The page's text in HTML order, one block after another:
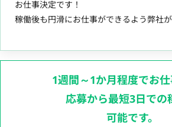
お仕事決定です！
稼働後も円滑にお仕事ができるよう弊社が
1週間～1か月程度でお仕
応募から最短3日での
可能です。